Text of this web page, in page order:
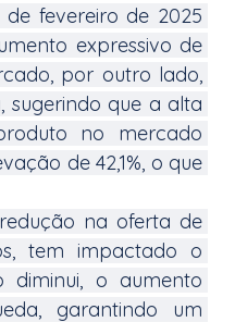
de fevereiro de 2025
expressivo de
por outro lado,
sugerindo que a alta
no mercado
de 42,1%, o que
na oferta de
tem impactado o
diminui, o aumento
garantindo um